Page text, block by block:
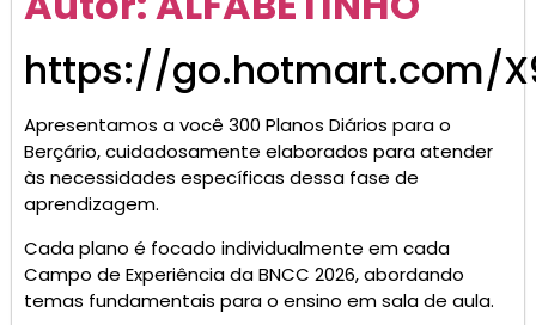
https://go.hotmart.com/
Apresentamos a você 300 Planos Diários para o
Berçário, cuidadosamente elaborados para atender
às necessidades específicas dessa fase de
aprendizagem.
Cada plano é focado individualmente em cada
Campo de Experiência da BNCC 2026, abordando
temas fundamentais para o ensino em sala de aula.